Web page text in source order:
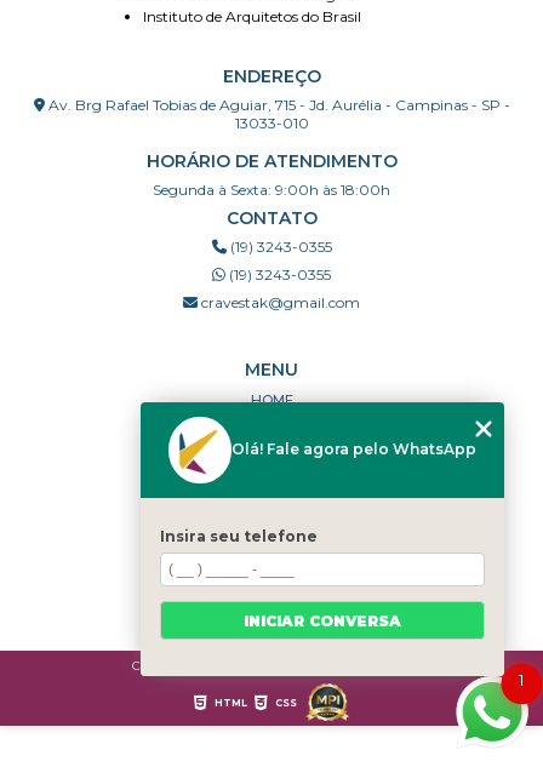
Instituto de Arquitetos do Brasil
ENDEREÇO
Av. Brg Rafael Tobias de Aguiar, 715 - Jd. Aurélia - Campinas - SP -
13033-010
HORÁRIO DE ATENDIMENTO
Segunda à Sexta: 9:00h às 18:00h
CONTATO
(19) 3243-0355
(19) 3243-0355
cravestak@gmail.com
MENU
HOME
PORTFÓLIO
DÚVIDAS FREQUENTES
CATEGORIAS
MAPA DO SITE
Copyright © Cravestak. (Lei 9610 de 19/02/1998)
HTML CSS
1
Olá! Fale agora pelo WhatsApp
Insira seu telefone
INICIAR CONVERSA